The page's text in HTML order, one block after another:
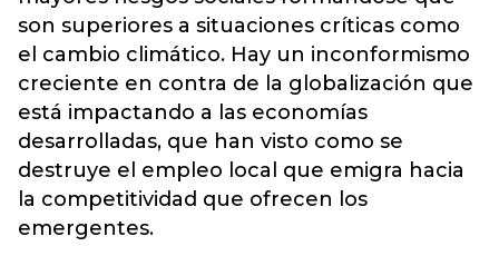
son superiores a situaciones críticas como
el cambio climático. Hay un inconformismo
creciente en contra de la globalización que
está impactando a las economías
desarrolladas, que han visto como se
destruye el empleo local que emigra hacia
la competitividad que ofrecen los
emergentes.